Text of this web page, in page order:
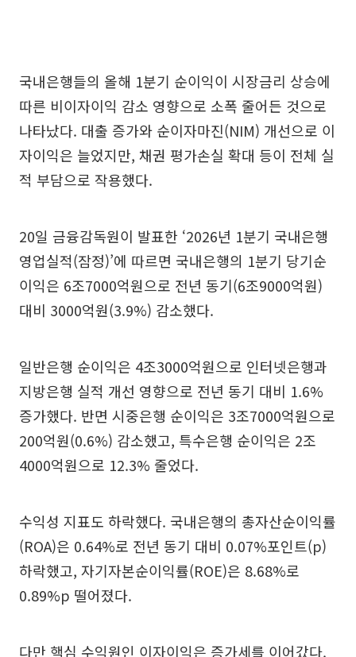
국내은행들의 올해 1분기 순이익이 시장금리 상승에
따른 비이자이익 감소 영향으로 소폭 줄어든 것으로
나타났다. 대출 증가와 순이자마진(NIM) 개선으로 이
자이익은 늘었지만, 채권 평가손실 확대 등이 전체 실
적 부담으로 작용했다.
20일 금융감독원이 발표한 ‘2026년 1분기 국내은행
영업실적(잠정)’에 따르면 국내은행의 1분기 당기순
이익은 6조7000억원으로 전년 동기(6조9000억원)
대비 3000억원(3.9%) 감소했다.
일반은행 순이익은 4조3000억원으로 인터넷은행과
지방은행 실적 개선 영향으로 전년 동기 대비 1.6%
증가했다. 반면 시중은행 순이익은 3조7000억원으로
200억원(0.6%) 감소했고, 특수은행 순이익은 2조
4000억원으로 12.3% 줄었다.
수익성 지표도 하락했다. 국내은행의 총자산순이익률
(ROA)은 0.64%로 전년 동기 대비 0.07%포인트(p)
하락했고, 자기자본순이익률(ROE)은 8.68%로
0.89%p 떨어졌다.
다만 핵심 수익원인 이자이익은 증가세를 이어갔다.